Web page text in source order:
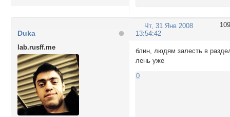
109
Чт, 31 Янв 2008
13:54:42
Duka
lab.rusff.me
блин, людям залесть в
лень уже
0